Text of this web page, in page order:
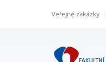
Veřejné zakázky